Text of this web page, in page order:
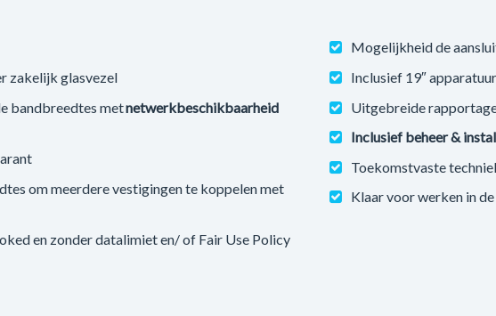
zakelijk glasvezel
bandbreedtes metnetwerkbeschikbaarheid
om meerdere vestigingen te koppelen met
en zonder datalimiet en/ of Fair Use Policy
Mogelijkheid de
Inclusief 19″
Uitgebreide
Inclusief beheer &
Toekomstvaste
Klaar voor werken in